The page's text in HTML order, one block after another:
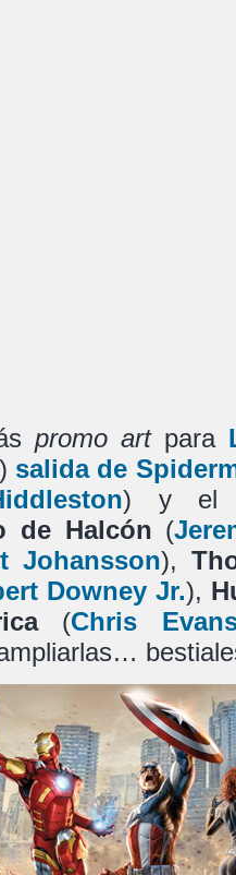
promo artpara
salida de
) y el
de Halcón (
Johansson),
Downey Jr.),
(Chris